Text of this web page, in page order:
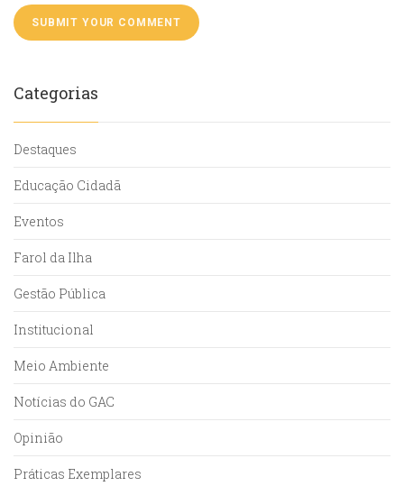
Categorias
Destaques
Educação Cidadã
Eventos
Farol da Ilha
Gestão Pública
Institucional
Meio Ambiente
Notícias do GAC
Opinião
Práticas Exemplares